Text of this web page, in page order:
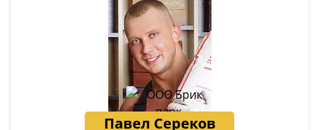
Павел Сереков